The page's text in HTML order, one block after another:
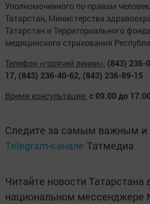
Уполномоченного по правам
Татарстан, Министерства
Татарстан и Территориального
медицинского страхования
Телефон «горячей линии»: (843) 236-
17, (843) 236-40-62, (843) 236-89-15
Время консультации: с 09.00 до
Следите за самым важным и
Telegram-канале Татмедиа
Читайте новости Татарстана
национальном мессенджере